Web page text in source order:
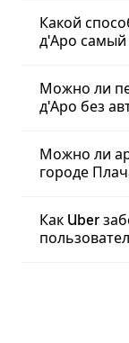
Какой
д'Аро
Можно ли
д'Аро без
Можно ли
городе
Как Uber